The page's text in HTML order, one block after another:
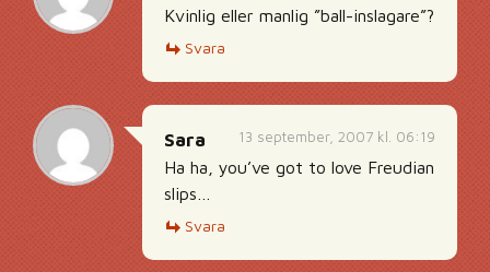
Kvinlig eller manlig ”ball-inslagare”?
Svara
13 september, 2007 kl. 06:19
Sara
Ha ha, you’ve got to love Freudian
slips…
Svara